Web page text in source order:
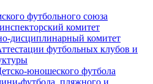
футбольного союза
комитет
дисциплинарный комитет
футбольных клубов и
юношеского футбола
футбола, пляжного и